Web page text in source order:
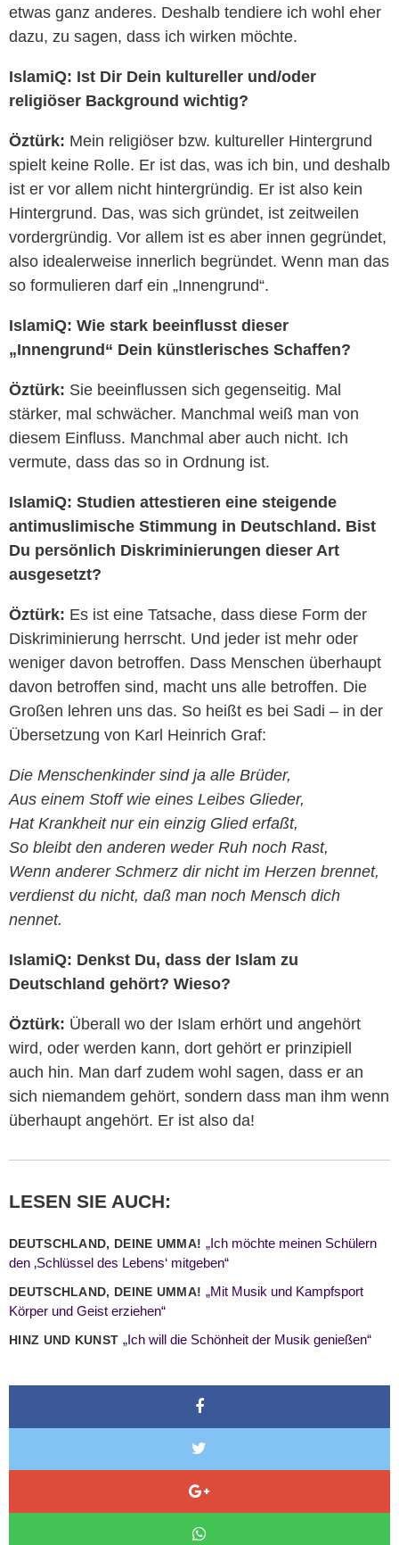
etwas ganz anderes. Deshalb tendiere ich wohl eher
dazu, zu sagen, dass ich wirken möchte.
IslamiQ: Ist Dir Dein kultureller und/oder
religiöser Background wichtig?
Öztürk: Mein religiöser bzw. kultureller Hintergrund
spielt keine Rolle. Er ist das, was ich bin, und deshalb
ist er vor allem nicht hintergründig. Er ist also kein
Hintergrund. Das, was sich gründet, ist zeitweilen
vordergründig. Vor allem ist es aber innen gegründet,
also idealerweise innerlich begründet. Wenn man das
so formulieren darf ein „Innengrund“.
IslamiQ: Wie stark beeinflusst dieser
„Innengrund“ Dein künstlerisches Schaffen?
Öztürk: Sie beeinflussen sich gegenseitig. Mal
stärker, mal schwächer. Manchmal weiß man von
diesem Einfluss. Manchmal aber auch nicht. Ich
vermute, dass das so in Ordnung ist.
IslamiQ: Studien attestieren eine steigende
antimuslimische Stimmung in Deutschland. Bist
Du persönlich Diskriminierungen dieser Art
ausgesetzt?
Öztürk: Es ist eine Tatsache, dass diese Form der
Diskriminierung herrscht. Und jeder ist mehr oder
weniger davon betroffen. Dass Menschen überhaupt
davon betroffen sind, macht uns alle betroffen. Die
Großen lehren uns das. So heißt es bei Sadi – in der
Übersetzung von Karl Heinrich Graf:
Die Menschenkinder sind ja alle Brüder,
Aus einem Stoff wie eines Leibes Glieder,
Hat Krankheit nur ein einzig Glied erfaßt,
So bleibt den anderen weder Ruh noch Rast,
Wenn anderer Schmerz dir nicht im Herzen brennet,
verdienst du nicht, daß man noch Mensch dich
nennet.
IslamiQ: Denkst Du, dass der Islam zu
Deutschland gehört? Wieso?
Öztürk: Überall wo der Islam erhört und angehört
wird, oder werden kann, dort gehört er prinzipiell
auch hin. Man darf zudem wohl sagen, dass er an
sich niemandem gehört, sondern dass man ihm wenn
überhaupt angehört. Er ist also da!
LESEN SIE AUCH:
DEUTSCHLAND, DEINE UMMA! „Ich möchte meinen Schülern
den ‚Schlüssel des Lebens‘ mitgeben“
DEUTSCHLAND, DEINE UMMA! „Mit Musik und Kampfsport
Körper und Geist erziehen“
HINZ UND KUNST „Ich will die Schönheit der Musik genießen“